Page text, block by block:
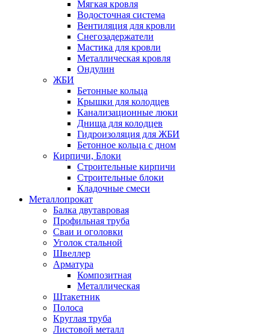
Мягкая кровля
Водосточная система
Вентиляция для кровли
Снегозадержатели
Мастика для кровли
Металлическая кровля
Ондулин
ЖБИ
Бетонные кольца
Крышки для колодцев
Канализационные люки
Днища для колодцев
Гидроизоляция для ЖБИ
Бетонное кольца с дном
Кирпичи, Блоки
Строительные кирпичи
Строительные блоки
Кладочные смеси
Металлопрокат
Балка двутавровая
Профильная труба
Сваи и оголовки
Уголок стальной
Швеллер
Арматура
Композитная
Металлическая
Штакетник
Полоса
Круглая труба
Листовой металл